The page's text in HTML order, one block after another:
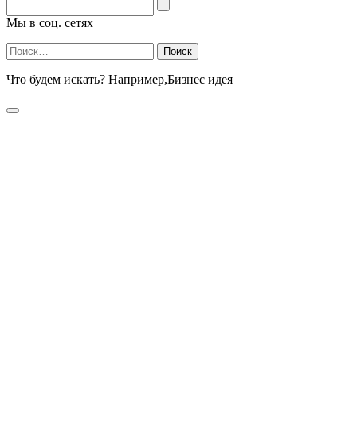
Мы в соц. сетях
Найти:
Что будем искать? Например,Бизнес идея